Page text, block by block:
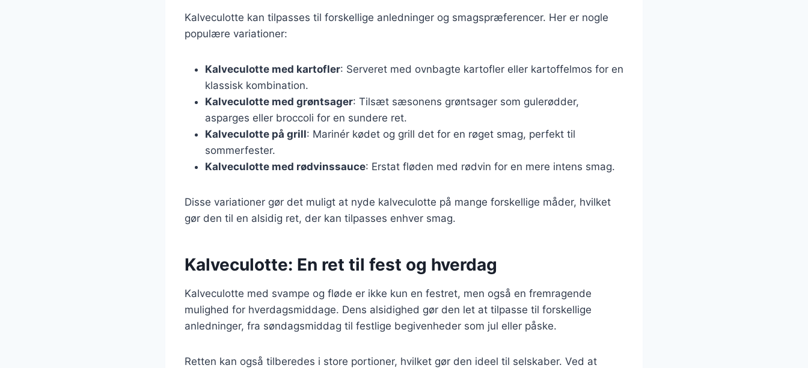
Kalveculotte kan tilpasses til forskellige anledninger og smagspræferencer. Her er nogle
populære variationer:
Kalveculotte med kartofler: Serveret med ovnbagte kartofler eller kartoffelmos for en
klassisk kombination.
Kalveculotte med grøntsager: Tilsæt sæsonens grøntsager som gulerødder,
asparges eller broccoli for en sundere ret.
Kalveculotte på grill: Marinér kødet og grill det for en røget smag, perfekt til
sommerfester.
Kalveculotte med rødvinssauce: Erstat fløden med rødvin for en mere intens smag.
Disse variationer gør det muligt at nyde kalveculotte på mange forskellige måder, hvilket
gør den til en alsidig ret, der kan tilpasses enhver smag.
Kalveculotte: En ret til fest og hverdag
Kalveculotte med svampe og fløde er ikke kun en festret, men også en fremragende
mulighed for hverdagsmiddage. Dens alsidighed gør den let at tilpasse til forskellige
anledninger, fra søndagsmiddag til festlige begivenheder som jul eller påske.
Retten kan også tilberedes i store portioner, hvilket gør den ideel til selskaber. Ved at